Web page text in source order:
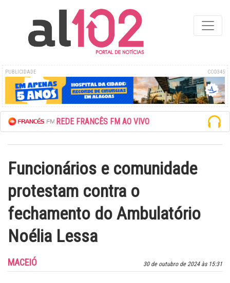
PUBLICIDADE COD345
ESCUTE A REDE FRANCÊS FM AO VIVO
Funcionários e comunidade
protestam contra o
fechamento do Ambulatório
Noélia Lessa
30 de outubro de 2024 às 15:31
MACEIÓ